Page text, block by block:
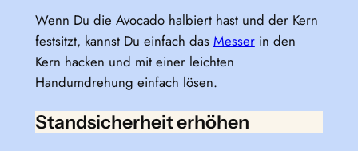
Wenn Du die Avocado halbiert hast und der Kern
festsitzt, kannst Du einfach das Messerin den
Kern hacken und mit einer leichten
Handumdrehung einfach lösen.
Standsicherheit erhöhen